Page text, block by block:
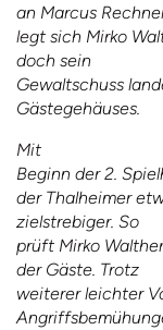
an Marcus
legt sich Mirko
doch sein
Gewaltschuss
Gästegehäuses.
Mit
Beginn der 2.
der Thalheimer
zielstrebiger. So
prüft Mirko
der Gäste. Trotz
weiterer leichter